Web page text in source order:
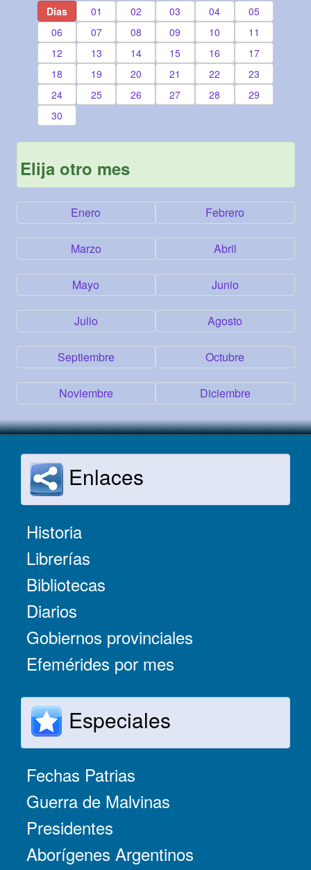
Días 01 02 03 04
05
06
07 08 09 10
11
12
13 14 15 16
17
18
19 20 21 22
23
24
25 26 27 28
29
30
Elija otro mes
Enero Febrero
Marzo Abril
Mayo Junio
Julio Agosto
Septiembre Octubre
Noviembre Diciembre
Enlaces
Historia
Librerías
Bibliotecas
Diarios
Gobiernos provinciales
Efemérides por mes
Especiales
Fechas Patrias
Guerra de Malvinas
Presidentes
Aborígenes Argentinos